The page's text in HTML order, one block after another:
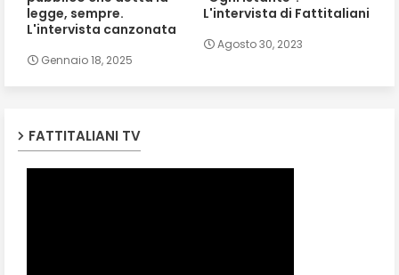
legge, sempre.
L'intervista canzonata
Gennaio 18, 2025
L'intervista di Fattitaliani
Agosto 30, 2023
FATTITALIANI TV